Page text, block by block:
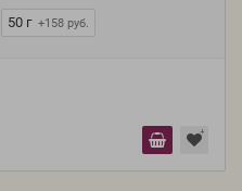
50 г +158 руб.